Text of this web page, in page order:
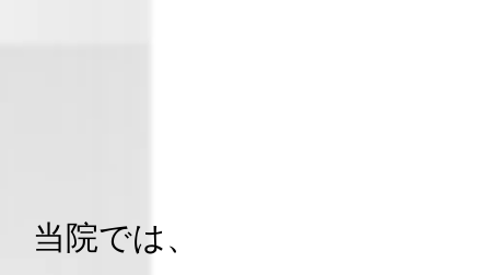
当院では、